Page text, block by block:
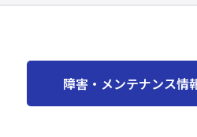
障害・メンテナンス情